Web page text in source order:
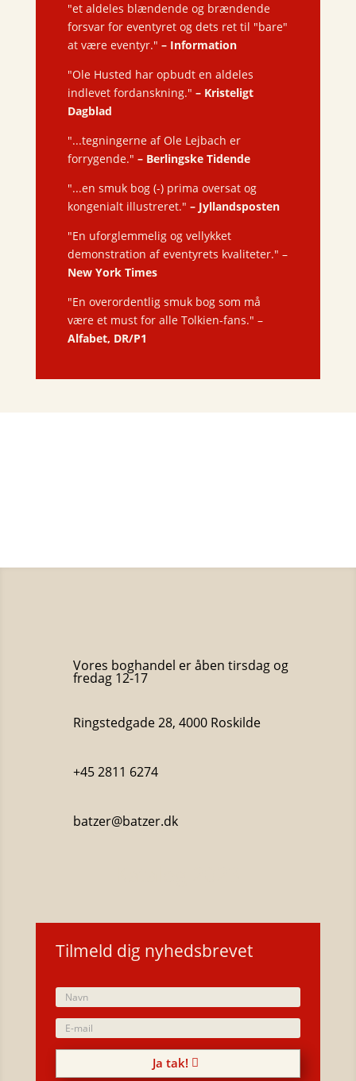
"et aldeles blændende og brændende
forsvar for eventyret og dets ret til "bare"
at være eventyr." – Information
"Ole Husted har opbudt en aldeles
indlevet fordanskning." – Kristeligt
Dagblad
"...tegningerne af Ole Lejbach er
forrygende." – Berlingske Tidende
"...en smuk bog (-) prima oversat og
kongenialt illustreret." – Jyllandsposten
"En uforglemmelig og vellykket
demonstration af eventyrets kvaliteter." –
New York Times
"En overordentlig smuk bog som må
være et must for alle Tolkien-fans." –
Alfabet, DR/P1
Vores boghandel er åben tirsdag og
fredag 12-17
Ringstedgade 28, 4000 Roskilde
+45 2811 6274
batzer@batzer.dk
Tilmeld dig nyhedsbrevet
Ja tak!